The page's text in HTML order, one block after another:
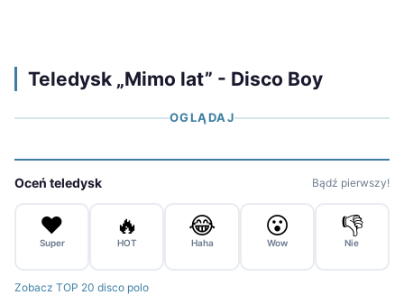
Teledysk „Mimo lat” - Disco Boy
OGLĄDAJ
Oceń teledysk Bądź pierwszy!
❤️
Super
🔥
HOT
😂
Haha
😮
Wow
👎
Nie
Zobacz TOP 20 disco polo